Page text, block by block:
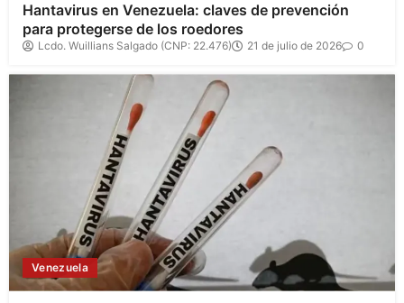
Hantavirus en Venezuela: claves de prevención
para protegerse de los roedores
Lcdo. Wuillians Salgado (CNP: 22.476) 21 de julio de 2026 0
Venezuela